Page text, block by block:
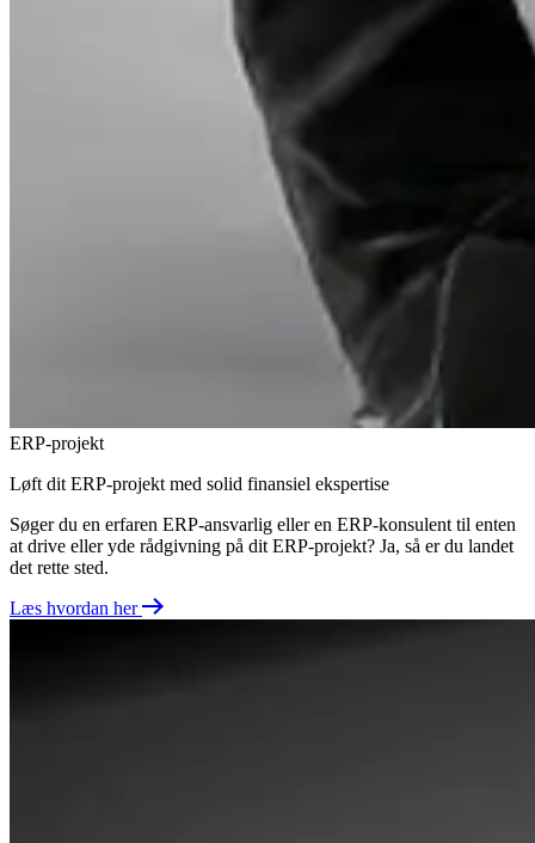
ERP-projekt
Løft dit ERP-projekt med solid finansiel ekspertise
Søger du en erfaren ERP-ansvarlig eller en ERP-konsulent til enten
at drive eller yde rådgivning på dit ERP-projekt? Ja, så er du landet
det rette sted.
Læs hvordan her